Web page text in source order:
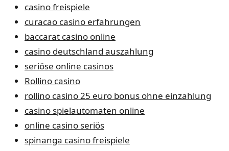
casino freispiele
curacao casino erfahrungen
baccarat casino online
casino deutschland auszahlung
seriöse online casinos
Rollino casino
rollino casino 25 euro bonus ohne einzahlung
casino spielautomaten online
online casino seriös
spinanga casino freispiele